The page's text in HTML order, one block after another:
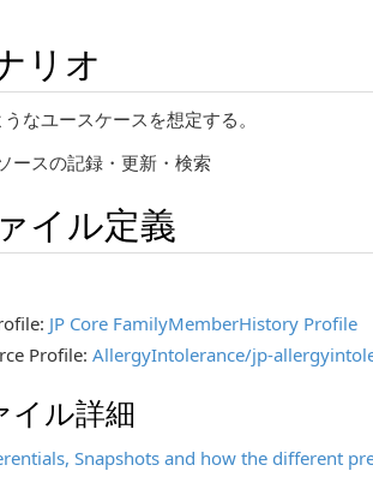
リオ
なユースケースを想定する。
ースの記録・更新・検索
イル定義
JP Core FamilyMemberHistory Profile
Profile: AllergyIntolerance/jp-
イル詳細
Snapshots and how the different